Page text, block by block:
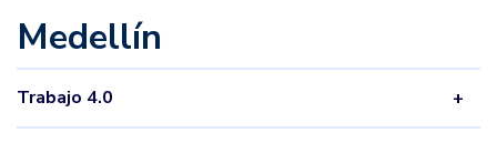
Medellín
Trabajo 4.0